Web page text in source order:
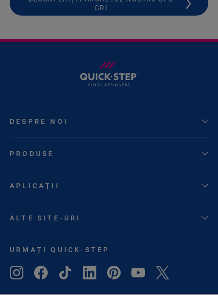
GRI
DESPRE NOI
PRODUSE
APLICAȚII
ALTE SITE-URI
URMAȚI QUICK-STEP